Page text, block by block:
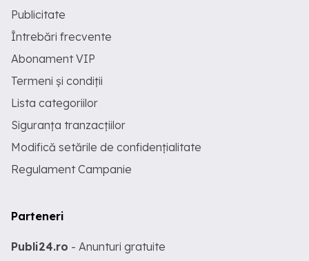
Publicitate
Întrebări frecvente
Abonament VIP
Termeni și condiții
Lista categoriilor
Siguranța tranzacțiilor
Modifică setările de confidențialitate
Regulament Campanie
Parteneri
Publi24.ro - Anunturi gratuite